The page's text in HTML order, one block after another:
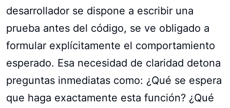
desarrollador se dispone a escribir una
prueba antes del código, se ve obligado a
formular explícitamente el comportamiento
esperado. Esa necesidad de claridad detona
preguntas inmediatas como: ¿Qué se espera
que haga exactamente esta función? ¿Qué